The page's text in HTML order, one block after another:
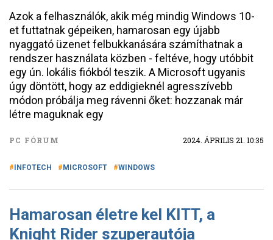
Azok a felhasználók, akik még mindig Windows 10-
et futtatnak gépeiken, hamarosan egy újabb
nyaggató üzenet felbukkanására számíthatnak a
rendszer használata közben - feltéve, hogy utóbbit
egy ún. lokális fiókból teszik. A Microsoft ugyanis
úgy döntött, hogy az eddigieknél agresszívebb
módon próbálja meg rávenni őket: hozzanak már
létre maguknak egy
PC FÓRUM 2024. ÁPRILIS 21. 10:35
INFOTECH MICROSOFT WINDOWS
Hamarosan életre kel KITT, a
Knight Rider szuperautója